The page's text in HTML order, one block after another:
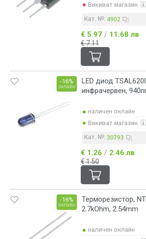
С уважение,
Екипът на Викиват ООД
Викиват магазин
Кат. №: 4902
€ 5.97 / 11.68 лв
€ 7.11
LED диод
инфрачервен,
-16%
онлайн
наличен онлайн
Викиват магазин
Кат. №: 30793
€ 1.26 / 2.46 лв
€ 1.50
Терморезистор,
2.7kOhm, 2.54mm
-16%
онлайн
наличен онлайн